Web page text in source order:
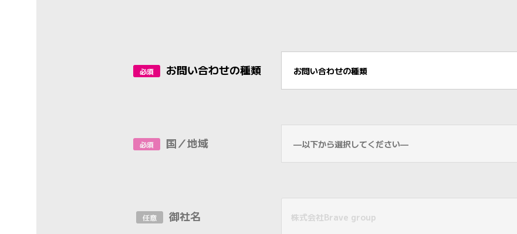
必須 お問い合わせの種類
必須 国／地域
任意 御社名